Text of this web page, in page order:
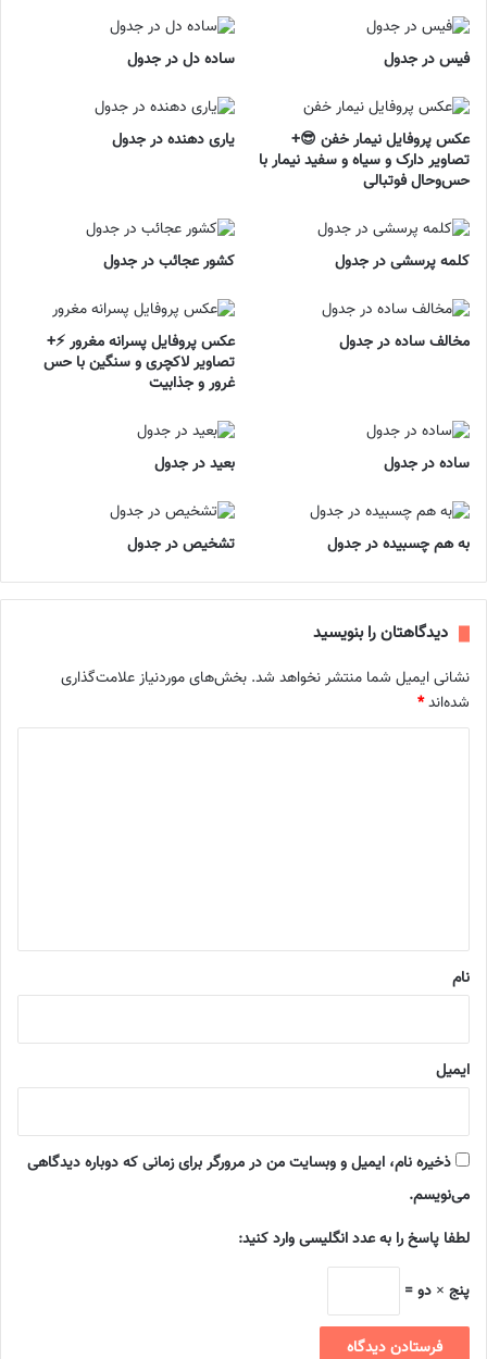
فیس در جدول ساده دل در جدول
عکس پروفایل نیمار خفن 😎+
تصاویر دارک و سیاه و سفید نیمار با
حس‌وحال فوتبالی
یاری دهنده در جدول
کلمه پرسشی در جدول کشور عجائب در جدول
مخالف ساده در جدول
عکس پروفایل پسرانه مغرور ⚡+
تصاویر لاکچری و سنگین با حس
غرور و جذابیت
ساده در جدول بعید در جدول
به هم چسبیده در جدول تشخیص در جدول
دیدگاهتان را بنویسید
نشانی ایمیل شما منتشر نخواهد شد. بخش‌های موردنیاز علامت‌گذاری
شده‌اند*
نام
ایمیل
ذخیره نام، ایمیل و وبسایت من در مرورگر برای زمانی که دوباره دیدگاهی
می‌نویسم.
لطفا پاسخ را به عدد انگلیسی وارد کنید:
پنج × دو =